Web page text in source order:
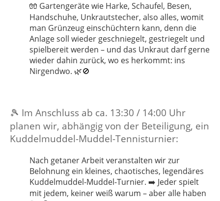
🧤 Gartengeräte wie Harke, Schaufel, Besen,
Handschuhe, Unkrautstecher, also alles, womit
man Grünzeug einschüchtern kann, denn die
Anlage soll wieder geschniegelt, gestriegelt und
spielbereit werden – und das Unkraut darf gerne
wieder dahin zurück, wo es herkommt: ins
Nirgendwo. 🌿🚫
🎾 Im Anschluss ab ca. 13:30 / 14:00 Uhr
planen wir, abhängig von der Beteiligung, ein
Kuddelmuddel-Muddel-Tennisturnier:
Nach getaner Arbeit veranstalten wir zur
Belohnung ein kleines, chaotisches, legendäres
Kuddelmuddel-Muddel-Turnier. ➡️ Jeder spielt
mit jedem, keiner weiß warum – aber alle haben